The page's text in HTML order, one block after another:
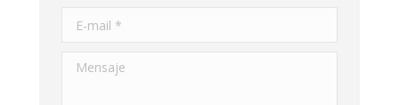
E-mail *
Mensaje